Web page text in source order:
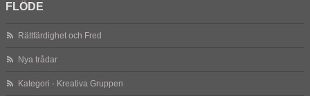
FLÖDE
Rättfärdighet och Fred
Nya trådar
Kategori - Kreativa Gruppen